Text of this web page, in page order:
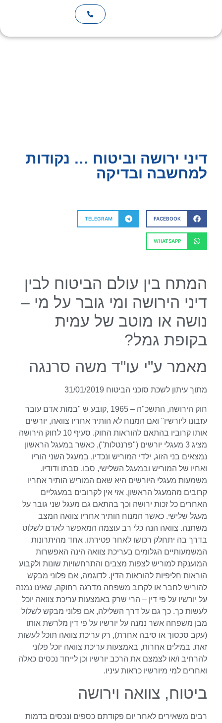
דיני ירושה וביטוח … נקודות
למחשבה ובדיקה
FACEBOOK
TELEGRAM
WHATSAPP
המתח בין עולם הביטוח לבין
דיני הירושה ומי גובר על מי –
נושה או מוטב של עמית
בקופת גמל?
מאמר ע"י עו"ד משה סרנגה
מתוך עיתון לשכת סוכני הביטוח 31/01/2019
חוק הירושה, התשכ"ה – 1965 ,קובע ש "במות אדם עובר
עזבונו ליורשיו" ואם המנוח לא הותיר אחריו צוואה, יורשים
אותו קרוביו בהתאם להוראות החוק. סעיף 10 לחוק הירושה
מציג 3 מעגלי יורשים ("פרנטלות"), כאשר במעגל הראשון
נמצאים בני הזוג, ילדי המוריש ונכדיו, במעגל השני הוריו
ואחיו של המוריש ובמעגל השלישי, סבו, סבתו ודודיו.
משמעות מעגלי היורשים היא שאם המוריש הותיר אחריו
קרובים מהמעגל הראשון, אזי אין לקרובים במעגליים
האחרים כל זכות ירושה וכך בהתאם גם מעגל שני גובר על
מעגל שלישי. כאשר המנוח הותיר אחריו צוואה המצב
משתנה. צוואה הנה כלי רב עוצמה המאפשר לאדם לשלוט
בדרך בה יתחלק רכושו לאחר פטירתו. אחד מהיתרונות
המשמעותיים הגלומים בעריכת צוואה הינה האפשרות
המוענקת למוריש לצפות מצבים והתרחשויות שונות ולקבוע
הוראות חליפיות להוראות הדין. לדוגמה, אם פלוני מבקש
להוריש לחבר או לקרוב משפחה מדרגה רחוקה, שאינו נמנה
על יורשיו על פי דין – הרי שרק באמצעות עריכת צוואה יוכל
לעשות כך. כך גם על דרך השלילה, אם פלוני מבקש לשלול
מבן משפחה אשר נמנה על יורשיו על פי דין מלרשת אותו
(עקב סכסוך או סיבה אחרת), רק עריכת צוואה תוכל לעשות
זאת. במילים אחרות, באמצעות עריכת צוואה יוכל פלוני
להרחיב ו/או לצמצם את הרכב יורשיו וכן לייחד נכסים כאלה
ואחרים למי מיורשיו כראות עיניו.
ביטוח, צוואה וירושה
רבים משאירים לאחר יום פקודתם כספים ונכסים בדמות